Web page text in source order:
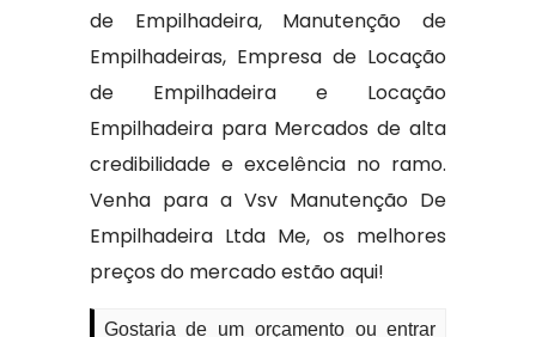
de Empilhadeira, Manutenção de
Empilhadeiras, Empresa de Locação
de Empilhadeira e Locação
Empilhadeira para Mercados de alta
credibilidade e excelência no ramo.
Venha para a Vsv Manutenção De
Empilhadeira Ltda Me, os melhores
preços do mercado estão aqui!
Gostaria de um orçamento ou entrar